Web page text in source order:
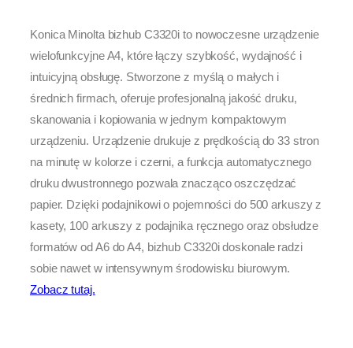
Konica Minolta bizhub C3320i to nowoczesne urządzenie
wielofunkcyjne A4, które łączy szybkość, wydajność i
intuicyjną obsługę. Stworzone z myślą o małych i
średnich firmach, oferuje profesjonalną jakość druku,
skanowania i kopiowania w jednym kompaktowym
urządzeniu. Urządzenie drukuje z prędkością do 33 stron
na minutę w kolorze i czerni, a funkcja automatycznego
druku dwustronnego pozwala znacząco oszczędzać
papier. Dzięki podajnikowi o pojemności do 500 arkuszy z
kasety, 100 arkuszy z podajnika ręcznego oraz obsłudze
formatów od A6 do A4, bizhub C3320i doskonale radzi
sobie nawet w intensywnym środowisku biurowym.
Zobacz tutaj.